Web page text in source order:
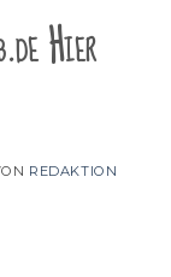
Hier
REDAKTION